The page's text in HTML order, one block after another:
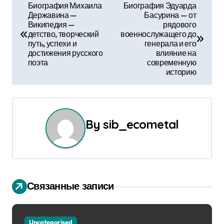
г
а
п
о
Биография Михаила
Державина —
Википедия —
детство, творческий
путь, успехи и
достижения русского
поэта
Биография Эдуарда
Басурина — от
рядового
военнослужащего до
генерала и его
влияние на
современную
историю
Bysib_ecometal
Связанные записи
Uncategorised